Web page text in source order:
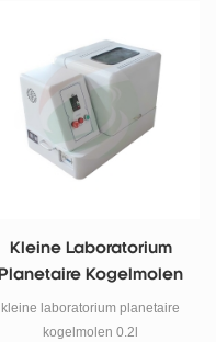
Kleine Laboratorium
Kogelmolen
0.2l
kleine laboratorium planetaire
kogelmolen 0.2l